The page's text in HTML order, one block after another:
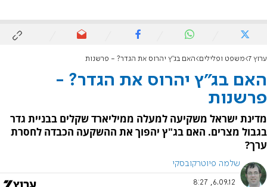
ערוץ 7 משפט ופלילים האם בג"ץ יהרוס את הגדר? - פרשנות
האם בג"ץ יהרוס את הגדר? -
פרשנות
מדינת ישראל משקיעה למעלה ממיליארד שקלים בבניית גדר
בגבול מצרים. האם בג"ץ יהפוך את ההשקעה הכבדה לחסרת
ערך?
שלמה פיוטרקובסקי
6.09.12, 8:27